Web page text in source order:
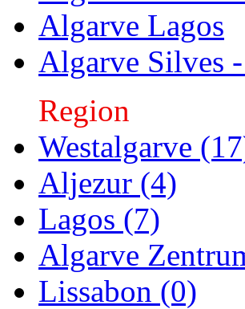
Algarve Lagos
Algarve Silves
Region
Westalgarve
Aljezur (4)
Lagos (7)
Algarve
Lissabon (0)